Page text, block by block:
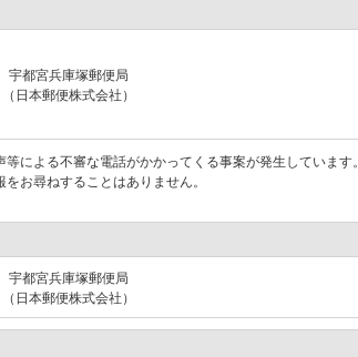
宇都宮兵庫塚郵便局
（日本郵便株式会社）
による不審な電話がかかってくる事案が発生しています。
お尋ねすることはありません。
宇都宮兵庫塚郵便局
（日本郵便株式会社）